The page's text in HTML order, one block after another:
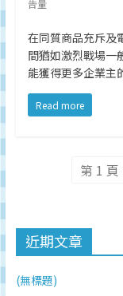
告量
在同質商品充斥及
間猶如激烈戰場一
能獲得更多企業主
Read more
第 1
近期文章
(無標題)